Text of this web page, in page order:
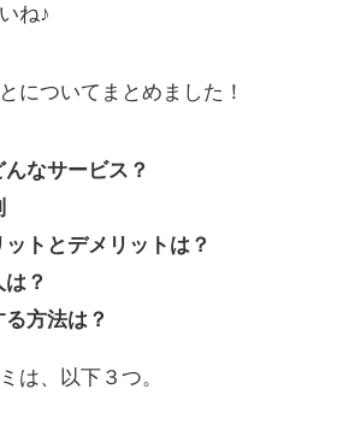
ね♪
についてまとめました！
なサービス？
トとデメリットは？
？
方法は？
は、以下３つ。